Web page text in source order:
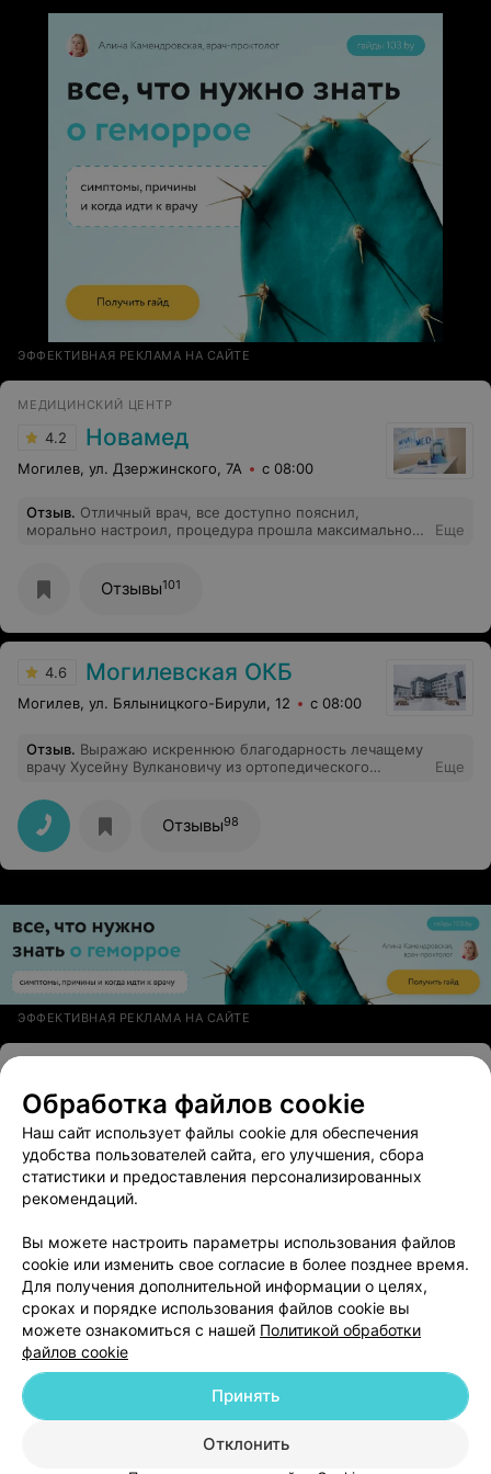
искренне! Советую обращаться только к ней!! Если вы
к ней попадёте, Вы не пожалеете!! Юлия Егоровна,
спасибо Вам большое за такое ответственное
ЭФФЕКТИВНАЯ РЕКЛАМА НА САЙТЕ
МЕДИЦИНСКИЙ ЦЕНТР
4.2 Новамед
Могилев, ул. Дзержинского, 7А с 08:00
Отзыв. Отличный врач, все доступно пояснил,
морально настроил, процедура прошла максимально в
Еще
Отзывы101
4.6 Могилевская ОКБ
Могилев, ул. Бялыницкого-Бирули, 12 с 08:00
Отзыв. Выражаю искреннюю благодарность лечащему
врачу Хусейну Вулкановичу из ортопедического
профессионализм, чуткое отношение и проведенную
операцию. Спасибо всему медицинскому персоналу
отделения за внимание, заботу и доброжелательность.
Желаю вам здоровья, успехов в вашей нелегкой
работе и благополучия! С уважением, Греков
Еще
Отзывы98
ЭФФЕКТИВНАЯ РЕКЛАМА НА САЙТЕ
4.3 Элизабет
Могилев, пер.Тани Карпинской, 10А с 08:00
Отзыв. Была у врача психотерапевта Байковой. Она
провела какой то тест и сказала езжайте в другое
место. А ещё обязательно сходите по всем нашим
рублей. И ждала 2 недели приём. Потом в этом другом
месте врач сказала мне что у них так много людей от
Байковой пришло. Такие дела. Не рекомендую.
Все адреса
Обработка файлов cookie
Наш сайт использует файлы cookie для обеспечения
удобства пользователей сайта, его улучшения, сбора
статистики и предоставления персонализированных
рекомендаций.
Вы можете настроить параметры использования файлов
cookie или изменить свое согласие в более позднее время.
Для получения дополнительной информации о целях,
сроках и порядке использования файлов cookie вы
можете ознакомиться с нашей Политикой обработки
файлов cookie
Отклонить
Принять